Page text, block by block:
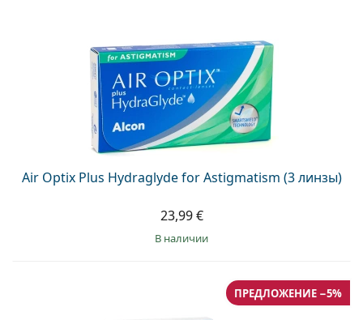
Air Optix Plus Hydraglyde for Astigmatism (3 линзы)
23,99 €
в наличии
ПРЕДЛОЖЕНИЕ −5%